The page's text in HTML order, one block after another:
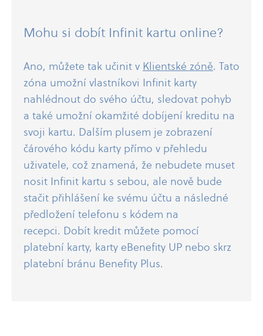
Mohu si dobít Infinit kartu online?
Ano, můžete tak učinit v Klientské zóně. Tato
zóna umožní vlastníkovi Infinit karty
nahlédnout do svého účtu, sledovat pohyb
a také umožní okamžité dobíjení kreditu na
svoji kartu. Dalším plusem je zobrazení
čárového kódu karty přímo v přehledu
uživatele, což znamená, že nebudete muset
nosit Infinit kartu s sebou, ale nově bude
stačit přihlášení ke svému účtu a následné
předložení telefonu s kódem na
recepci. Dobít kredit můžete pomocí
platební karty, karty eBenefity UP nebo skrz
platební bránu Benefity Plus.